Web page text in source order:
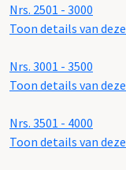
Nrs. 2501 - 3000
Toon details van
Nrs. 3001 - 3500
Toon details van
Nrs. 3501 - 4000
Toon details van